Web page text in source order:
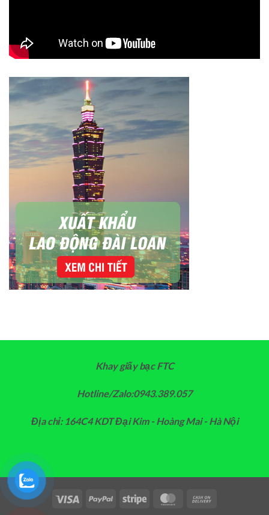
Khay giấy bạc FTC
Hotline/Zalo:0943.389.057
Địa chỉ: 164C4 KDT Đại Kim - Hoàng Mai - Hà Nội
Visa PayPal Stripe MasterCard